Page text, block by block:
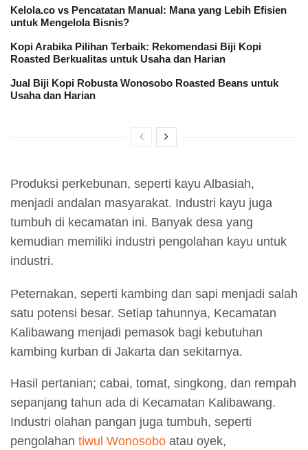
Kelola.co vs Pencatatan Manual: Mana yang Lebih Efisien
untuk Mengelola Bisnis?
Kopi Arabika Pilihan Terbaik: Rekomendasi Biji Kopi
Roasted Berkualitas untuk Usaha dan Harian
Jual Biji Kopi Robusta Wonosobo Roasted Beans untuk
Usaha dan Harian
Produksi perkebunan, seperti kayu Albasiah,
menjadi andalan masyarakat. Industri kayu juga
tumbuh di kecamatan ini. Banyak desa yang
kemudian memiliki industri pengolahan kayu untuk
industri.
Peternakan, seperti kambing dan sapi menjadi salah
satu potensi besar. Setiap tahunnya, Kecamatan
Kalibawang menjadi pemasok bagi kebutuhan
kambing kurban di Jakarta dan sekitarnya.
Hasil pertanian; cabai, tomat, singkong, dan rempah
sepanjang tahun ada di Kecamatan Kalibawang.
Industri olahan pangan juga tumbuh, seperti
pengolahan tiwul Wonosobo atau oyek,